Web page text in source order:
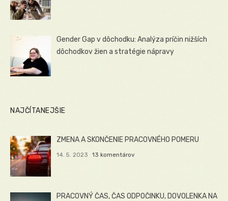
Gender Gap v dôchodku: Analýza príčin nižších
dôchodkov žien a stratégie nápravy
NAJČÍTANEJŠIE
ZMENA A SKONČENIE PRACOVNÉHO POMERU
14. 5. 2023 13 komentárov
PRACOVNÝ ČAS, ČAS ODPOČINKU, DOVOLENKA NA